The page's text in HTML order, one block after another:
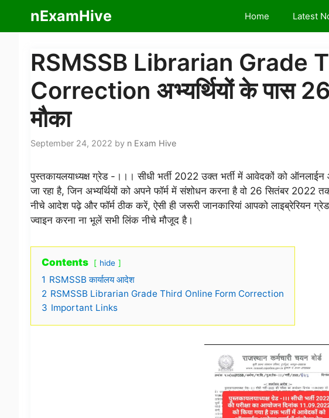
content
nExamHive Home Latest
RSMSSB Librarian Grade
Correction अभ्यर्थियों के पास
मौका
September 24, 2022 by n Exam Hive
पुस्तकायलयाध्यक्ष ग्रेड -।।। सीधी भर्ती 2022 उक्त भर्ती में आवेदकों को
जा रहा है, जिन अभ्यर्थियों को अपने फॉर्म में संशोधन करना है वो 26 सितंबर
नीचे आदेश पढ़े और फॉर्म ठीक करें, ऐसी ही जरूरी जानकारियां आपको लाइब्रेरियन
ज्वाइन करना ना भूलें सभी लिंक नीचे मौजूद है।
Contents hide
1 RSMSSB कार्यालय आदेश
2 RSMSSB Librarian Grade Third Online Form Correction
3 Important Links